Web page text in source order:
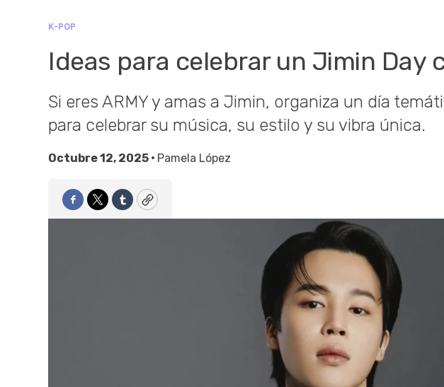
K-POP
Ideas para celebrar un Jimin Day
Si eres ARMY y amas a Jimin, organiza un día
para celebrar su música, su estilo y su vibra única.
Octubre 12, 2025 • Pamela López
Facebook
TwitterTumblrCopy